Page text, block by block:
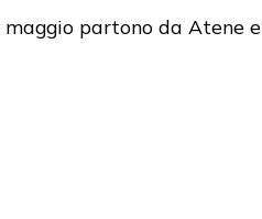
partono da Atene